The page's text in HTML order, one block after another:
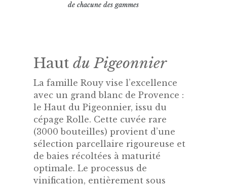
de chacune des gammes
Haut du Pigeonnier
La famille Rouy vise l’excellence
avec un grand blanc de Provence :
le Haut du Pigeonnier, issu du
cépage Rolle. Cette cuvée rare
(3000 bouteilles) provient d’une
sélection parcellaire rigoureuse et
de baies récoltées à maturité
optimale. Le processus de
vinification, entièrement sous